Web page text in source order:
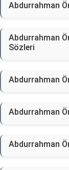
Abdurrahman
Abdurrahman
Sözleri
Abdurrahman
Abdurrahman
Abdurrahman